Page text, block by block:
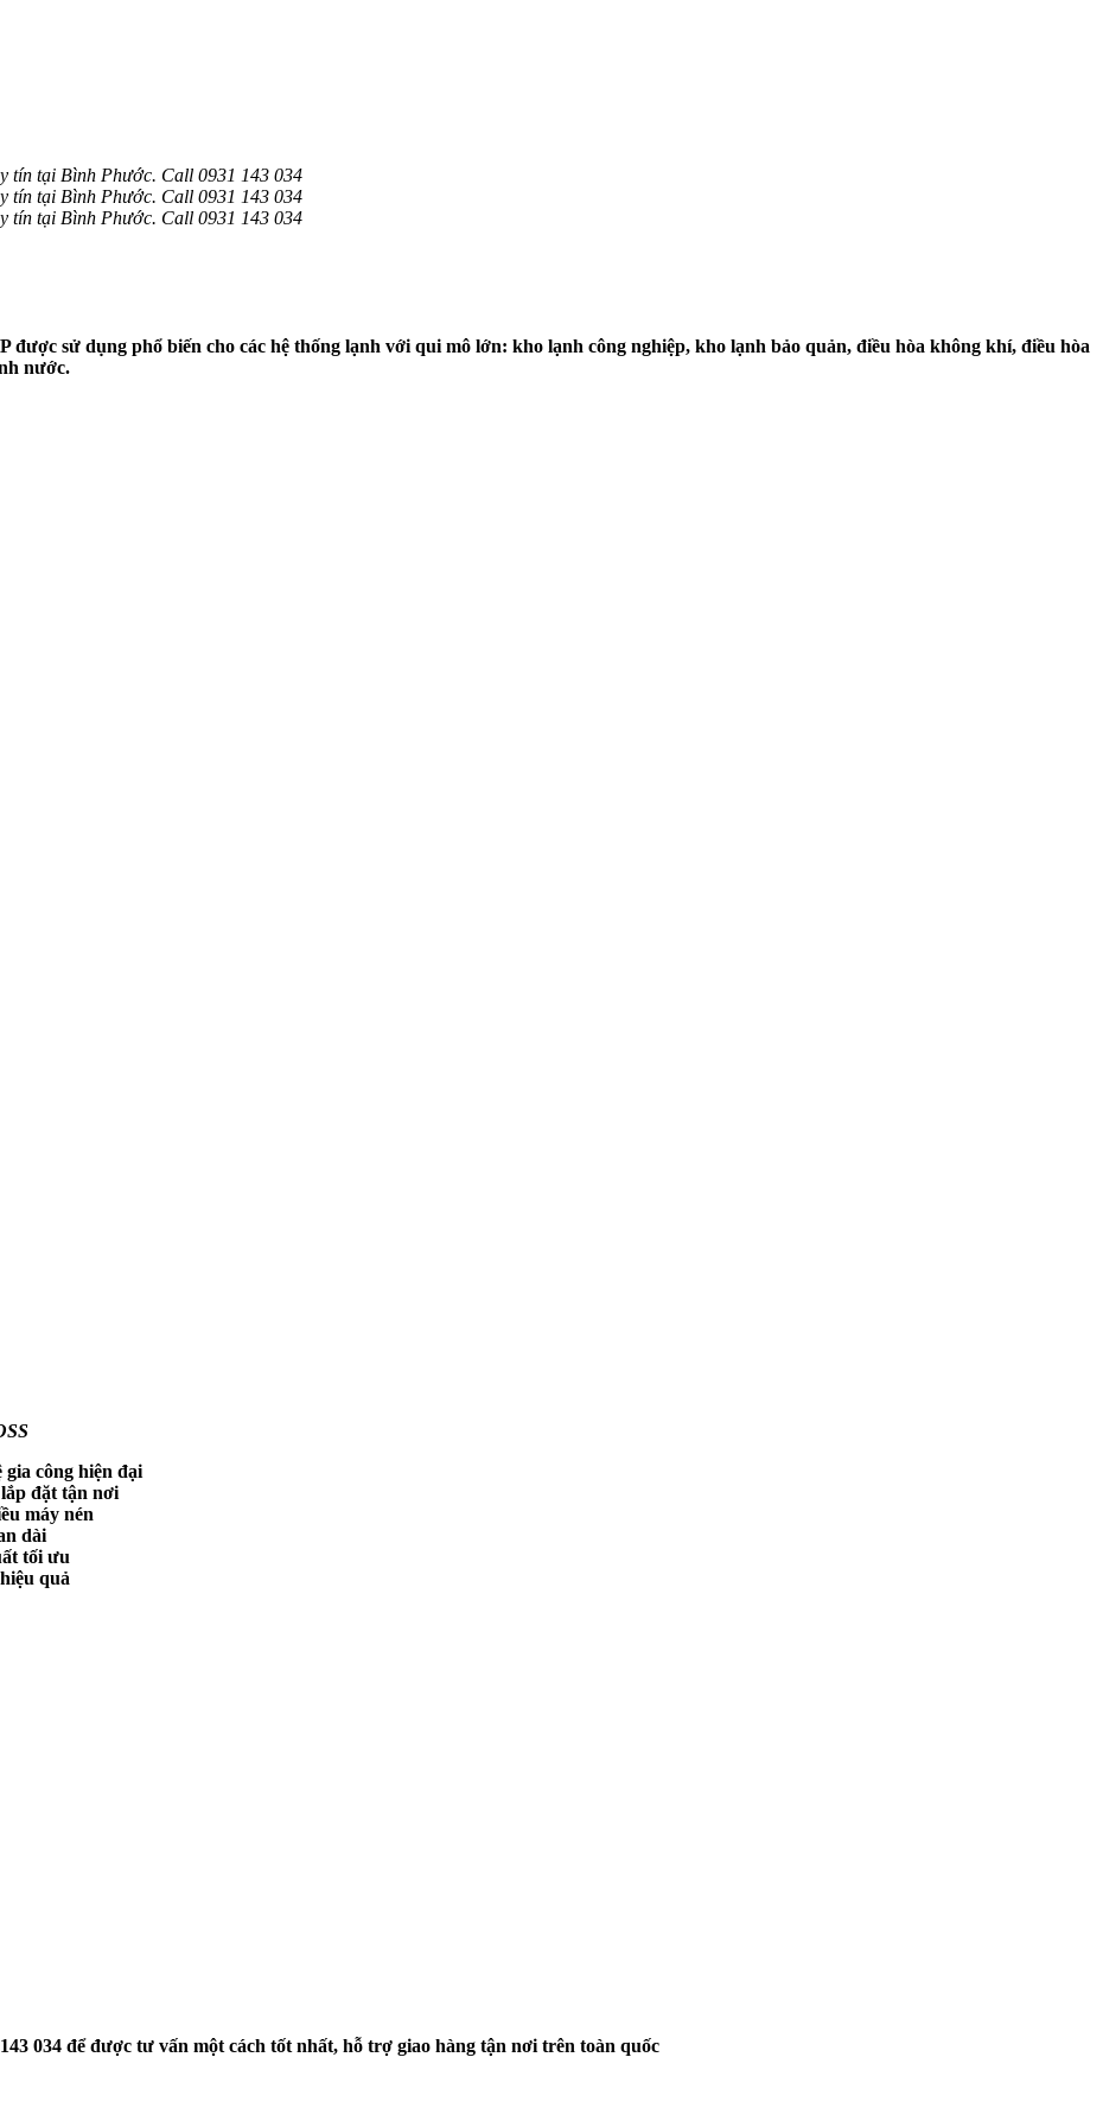
tín tại Bình Phước. Call 0931 143 034
tín tại Bình Phước. Call 0931 143 034
tín tại Bình Phước. Call 0931 143 034
được sử dụng phổ biến cho các hệ thống lạnh với qui mô lớn: kho lạnh công nghiệp, kho lạnh bảo quản, điều hòa không khí, điều hòa
nước.
gia công hiện đại
đặt tận nơi
máy nén
dài
tối ưu
quả
034 để được tư vấn một cách tốt nhất, hỗ trợ giao hàng tận nơi trên toàn quốc